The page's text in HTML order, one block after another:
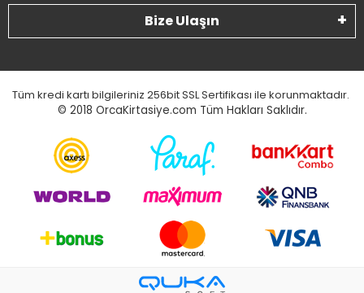
Bize Ulaşın
Tüm kredi kartı bilgileriniz 256bit SSL Sertifikası ile korunmaktadır.
© 2018 OrcaKirtasiye.com Tüm Hakları Saklıdır.